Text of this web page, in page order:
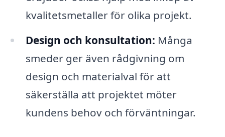
kvalitetsmetaller för olika projekt.
Design och konsultation: Många
smeder ger även rådgivning om
design och materialval för att
säkerställa att projektet möter
kundens behov och förväntningar.